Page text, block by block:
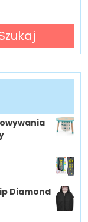
Diamond